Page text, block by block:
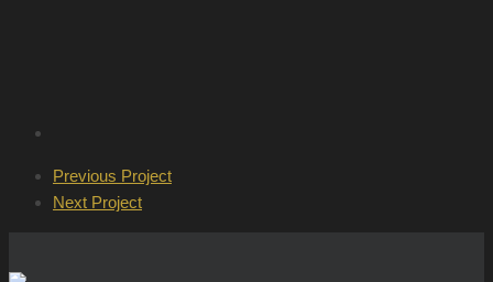
Previous Project
Next Project